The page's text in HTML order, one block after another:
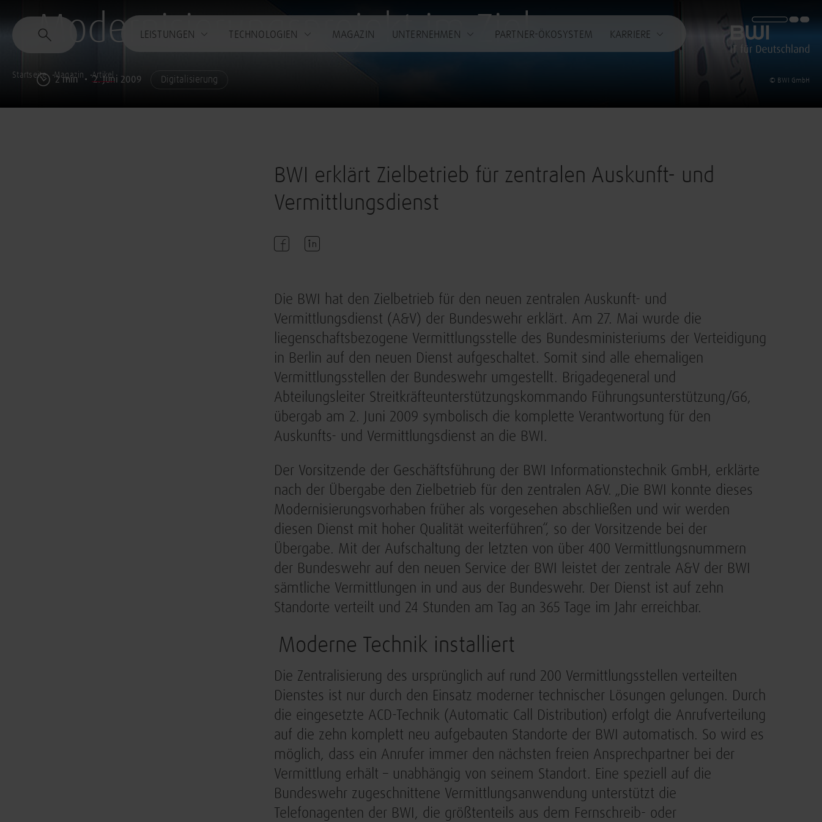
LEISTUNGEN TECHNOLOGIEN MAGAZIN UNTERNEHMEN PARTNER-ÖKOSYSTEM KARRIERE
BWI GmbH
Startseite Magazin Artikel
© BWI GmbH
Modernisierungsprojekt im Ziel
2 min 2. Juni 2009 Digitalisierung
BWI erklärt Zielbetrieb für zentralen Auskunft- und
Vermittlungsdienst
Die BWI hat den Zielbetrieb für den neuen zentralen Auskunft- und
Vermittlungsdienst (A&V) der Bundeswehr erklärt. Am 27. Mai wurde die
liegenschaftsbezogene Vermittlungsstelle des Bundesministeriums der Verteidigung
in Berlin auf den neuen Dienst aufgeschaltet. Somit sind alle ehemaligen
Vermittlungsstellen der Bundeswehr umgestellt. Brigadegeneral und
Abteilungsleiter Streitkräfteunterstützungskommando Führungsunterstützung/G6,
übergab am 2. Juni 2009 symbolisch die komplette Verantwortung für den
Auskunfts- und Vermittlungsdienst an die BWI.
Der Vorsitzende der Geschäftsführung der BWI Informationstechnik GmbH, erklärte
nach der Übergabe den Zielbetrieb für den zentralen A&V. „Die BWI konnte dieses
Modernisierungsvorhaben früher als vorgesehen abschließen und wir werden
diesen Dienst mit hoher Qualität weiterführen“, so der Vorsitzende bei der
Übergabe. Mit der Aufschaltung der letzten von über 400 Vermittlungsnummern
der Bundeswehr auf den neuen Service der BWI leistet der zentrale A&V der BWI
sämtliche Vermittlungen in und aus der Bundeswehr. Der Dienst ist auf zehn
Standorte verteilt und 24 Stunden am Tag an 365 Tage im Jahr erreichbar.
Moderne Technik installiert
Die Zentralisierung des ursprünglich auf rund 200 Vermittlungsstellen verteilten
Dienstes ist nur durch den Einsatz moderner technischer Lösungen gelungen. Durch
die eingesetzte ACD-Technik (Automatic Call Distribution) erfolgt die Anrufverteilung
auf die zehn komplett neu aufgebauten Standorte der BWI automatisch. So wird es
möglich, dass ein Anrufer immer den nächsten freien Ansprechpartner bei der
Vermittlung erhält – unabhängig von seinem Standort. Eine speziell auf die
Bundeswehr zugeschnittene Vermittlungsanwendung unterstützt die
Telefonagenten der BWI, die größtenteils aus dem Fernschreib- oder